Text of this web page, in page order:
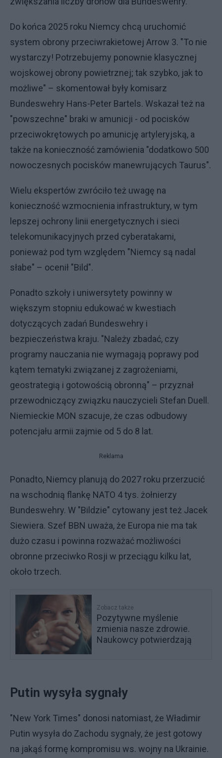
Do końca 2025 roku Niemcy chcą uruchomić
system obrony przeciwrakietowej Arrow 3. "To nie
wystarczy! Potrzebujemy ponownie klasycznej
wojskowej obrony powietrznej; tak szybko, jak to
możliwe" – skomentował były komisarz
Bundeswehry Hans-Peter Bartels. Wskazał też na
"powszechne" braki w amunicji - od pocisków
przeciwokrętowych po amunicję artyleryjską, a
także na konieczność zamówienia "dodatkowo 500
nowoczesnych pocisków manewrujących Taurus".
Wielu ekspertów zwróciło też uwagę na
konieczność wzmocnienia infrastruktury, w tym
lepszej ochrony linii energetycznych i sieci
telekomunikacyjnych przed cyberatakami,
ponieważ pod tym względem "Niemcy są nadal
słabe" – ocenił "Bild".
Ponadto szkoły i uniwersytety powinny w
większym stopniu edukować w kwestiach
dotyczących zadań Bundeswehry i
bezpieczeństwa kraju. "Należy zbadać, czy
programy nauczania nie wymagają poprawy pod
kątem tematyki związanej z zagrożeniami,
geostrategią i gotowością obronną" – przyznał
przewodniczący związku nauczycieli Stefan Duell.
Niemieckie MON szacuje, że czas odbudowy
potencjału armii zajmie od 5 do 8 lat.
Reklama
Ponadto, Niemcy planują do 2027 roku przerzucić
na wschodnią flankę NATO 4 tys. żołnierzy
Bundeswehry. W "Bildzie" cytowany jest też Jacek
Siewiera. Szef BBN uważa, że Europa nie ma tak
dużo czasu i powinna rozważać możliwości
obronne przeciwko Rosji w przeciągu kilku lat,
około trzech.
Zobacz także
Pozytywne myślenie
zmienia nasze zdrowie.
Naukowcy potwierdzają
Putin wysyła sygnały
"New York Times" donosi natomiast, że Władimir
Putin wysyła do Zachodu sygnały, że jest gotowy
na jakąś formę kompromisu ws. wojny na Ukrainie.